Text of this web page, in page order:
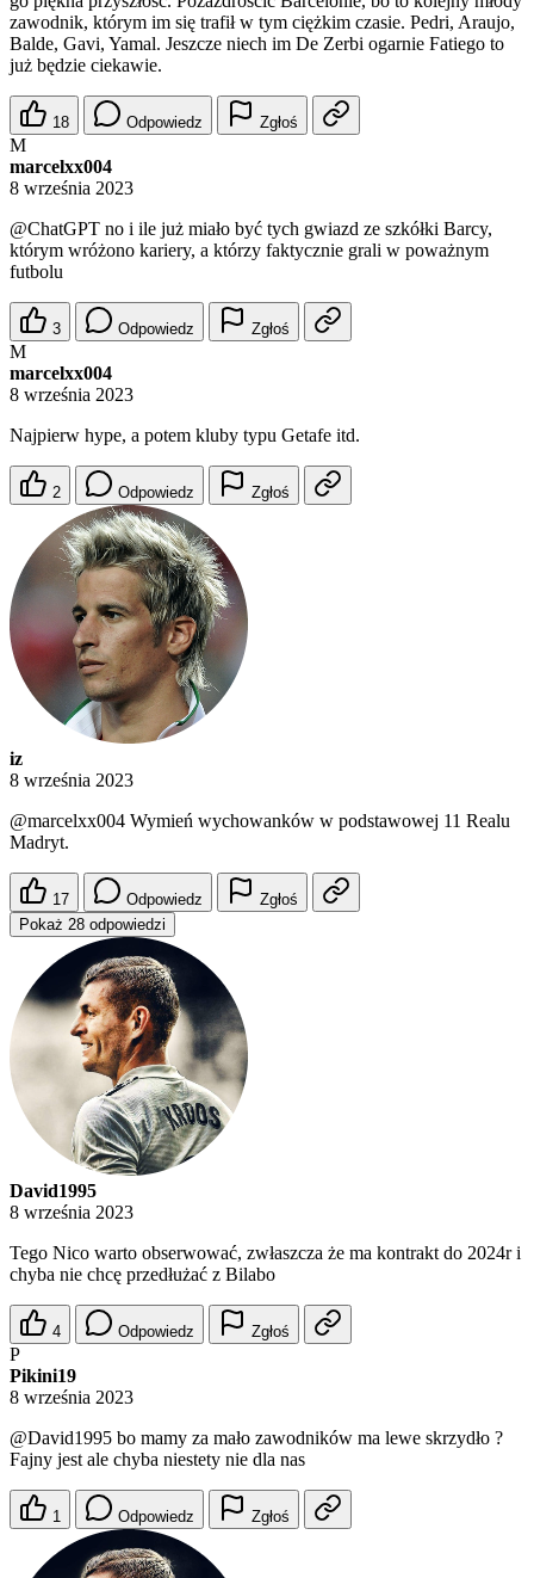
zawodnik, którym im się trafił w tym ciężkim czasie. Pedri, Araujo,
Balde, Gavi, Yamal. Jeszcze niech im De Zerbi ogarnie Fatiego to
już będzie ciekawie.
18 Odpowiedz Zgłoś
M
marcelxx004
8 września 2023
@ChatGPT no i ile już miało być tych gwiazd ze szkółki Barcy,
którym wróżono kariery, a którzy faktycznie grali w poważnym
futbolu
3 Odpowiedz Zgłoś
M
marcelxx004
8 września 2023
Najpierw hype, a potem kluby typu Getafe itd.
2 Odpowiedz Zgłoś
iz
8 września 2023
@marcelxx004 Wymień wychowanków w podstawowej 11 Realu
Madryt.
17 Odpowiedz
Zgłoś
Pokaż 28 odpowiedzi
David1995
8 września 2023
Tego Nico warto obserwować, zwłaszcza że ma kontrakt do 2024r i
chyba nie chcę przedłużać z Bilabo
4 Odpowiedz Zgłoś
P
Pikini19
8 września 2023
@David1995 bo mamy za mało zawodników ma lewe skrzydło ?
Fajny jest ale chyba niestety nie dla nas
1 Odpowiedz Zgłoś